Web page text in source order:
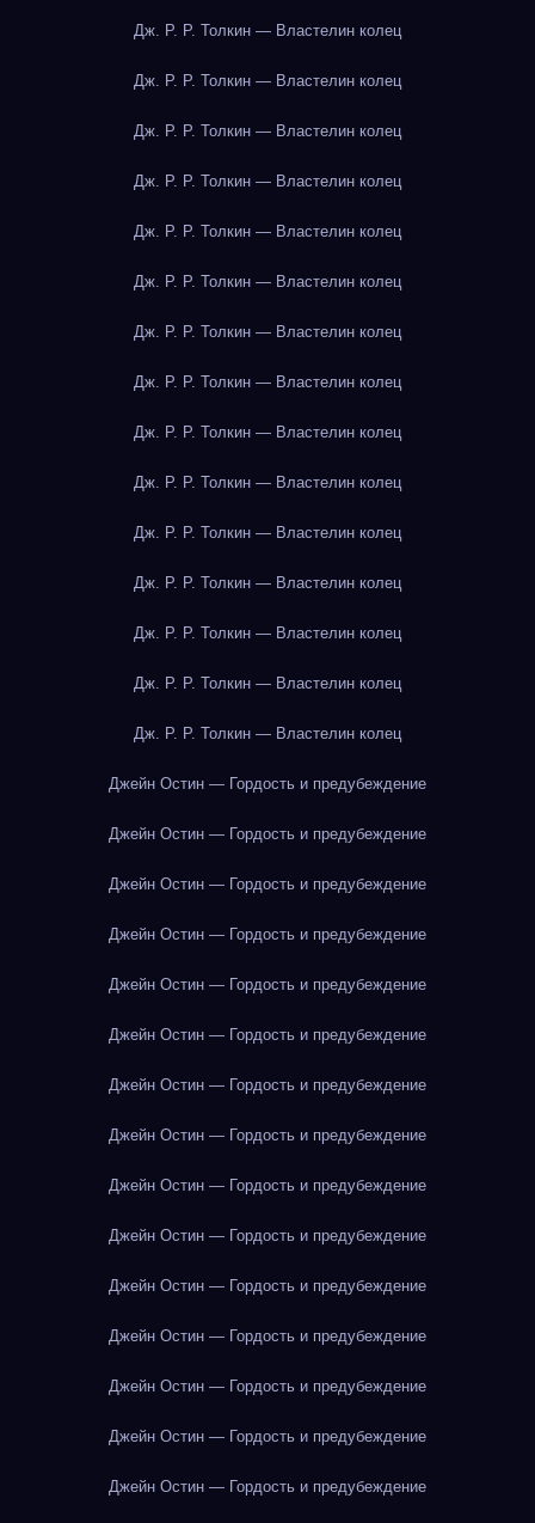
Дж. Р. Р. Толкин — Властелин колец
Дж. Р. Р. Толкин — Властелин колец
Дж. Р. Р. Толкин — Властелин колец
Дж. Р. Р. Толкин — Властелин колец
Дж. Р. Р. Толкин — Властелин колец
Дж. Р. Р. Толкин — Властелин колец
Дж. Р. Р. Толкин — Властелин колец
Дж. Р. Р. Толкин — Властелин колец
Дж. Р. Р. Толкин — Властелин колец
Дж. Р. Р. Толкин — Властелин колец
Дж. Р. Р. Толкин — Властелин колец
Дж. Р. Р. Толкин — Властелин колец
Дж. Р. Р. Толкин — Властелин колец
Дж. Р. Р. Толкин — Властелин колец
Дж. Р. Р. Толкин — Властелин колец
Джейн Остин — Гордость и предубеждение
Джейн Остин — Гордость и предубеждение
Джейн Остин — Гордость и предубеждение
Джейн Остин — Гордость и предубеждение
Джейн Остин — Гордость и предубеждение
Джейн Остин — Гордость и предубеждение
Джейн Остин — Гордость и предубеждение
Джейн Остин — Гордость и предубеждение
Джейн Остин — Гордость и предубеждение
Джейн Остин — Гордость и предубеждение
Джейн Остин — Гордость и предубеждение
Джейн Остин — Гордость и предубеждение
Джейн Остин — Гордость и предубеждение
Джейн Остин — Гордость и предубеждение
Джейн Остин — Гордость и предубеждение